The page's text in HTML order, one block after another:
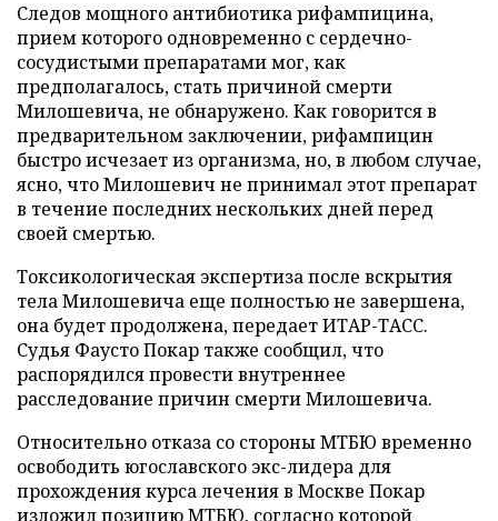
Следов мощного антибиотика рифампицина,
прием которого одновременно с сердечно-
сосудистыми препаратами мог, как
предполагалось, стать причиной смерти
Милошевича, не обнаружено. Как говорится в
предварительном заключении, рифампицин
быстро исчезает из организма, но, в любом случае,
ясно, что Милошевич не принимал этот препарат
в течение последних нескольких дней перед
своей смертью.
Токсикологическая экспертиза после вскрытия
тела Милошевича еще полностью не завершена,
она будет продолжена, передает ИТАР-ТАСС.
Судья Фаусто Покар также сообщил, что
распорядился провести внутреннее
расследование причин смерти Милошевича.
Относительно отказа со стороны МТБЮ временно
освободить югославского экс-лидера для
прохождения курса лечения в Москве Покар
изложил позицию МТБЮ, согласно которой